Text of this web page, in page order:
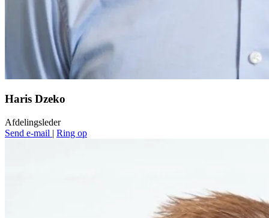
Haris Dzeko
Afdelingsleder
Send e-mail | Ring op